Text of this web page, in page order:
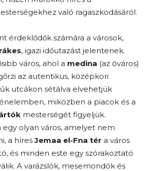
való ragaszkodásáról.
érdeklődők számára a városok,
, igazi időutazást jelentenek.
város, ahol a medina (az óváros)
az autentikus, középkori
utcákon sétálva elvehetjük
miközben a piacok és a
mesterségét figyeljük.
egy olyan város, amelyet nem
a híresJemaa el-Fna tér a város
és minden este egy szórakoztató
A varázslók, mesemondók és